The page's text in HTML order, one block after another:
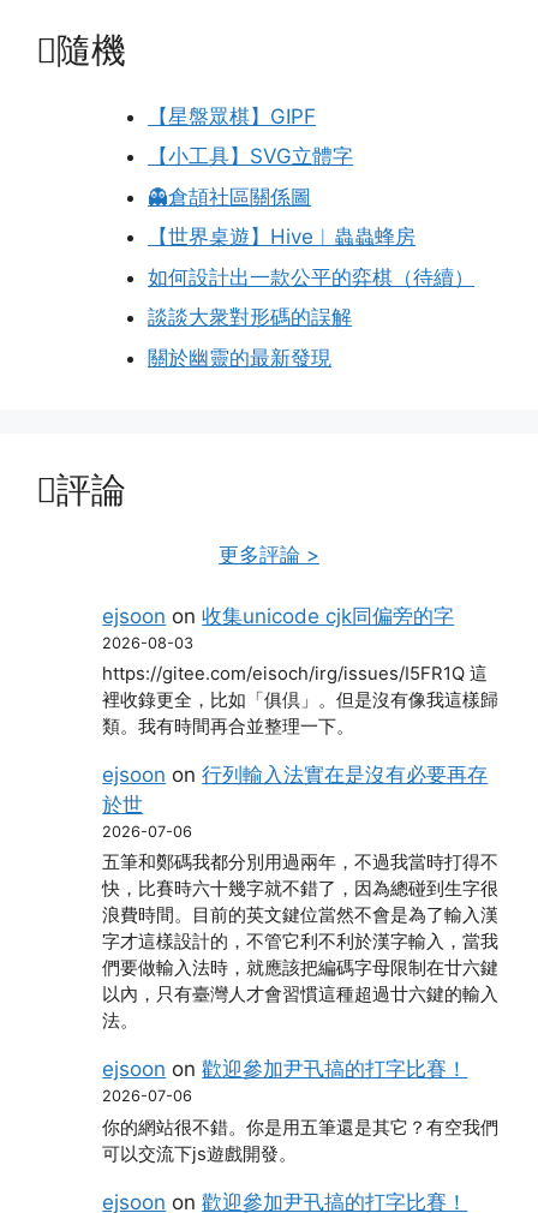
隨機
【星盤眾棋】GIPF
【小工具】SVG立體字
👻倉頡社區關係圖
【世界桌遊】Hive︱蟲蟲蜂房
如何設計出一款公平的弈棋（待續）
談談大衆對形碼的誤解
關於幽靈的最新發現
評論
更多評論 >
ejsoon on收集unicode cjk同偏旁的字
2026-08-03
https://gitee.com/eisoch/irg/issues/I5FR1Q 這
裡收錄更全，比如「俱倶」。但是沒有像我這樣歸
類。我有時間再合並整理一下。
ejsoon on行列輸入法實在是沒有必要再存
於世
2026-07-06
五筆和鄭碼我都分別用過兩年，不過我當時打得不
快，比賽時六十幾字就不錯了，因為總碰到生字很
浪費時間。目前的英文鍵位當然不會是為了輸入漢
字才這樣設計的，不管它利不利於漢字輸入，當我
們要做輸入法時，就應該把編碼字母限制在廿六鍵
以內，只有臺灣人才會習慣這種超過廿六鍵的輸入
法。
ejsoon on歡迎參加尹卂搞的打字比賽！
2026-07-06
你的網站很不錯。你是用五筆還是其它？有空我們
可以交流下js遊戲開發。
ejsoon on歡迎參加尹卂搞的打字比賽！